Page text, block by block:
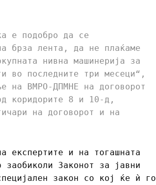
е подобро да се
брза лента, да не плаќаме
нивна машинерија за
во последните три месеци“,
на ВМРО-ДПМНЕ на договорот
коридорите 8 и 10-д,
на договорот и на
експертите и на тогашната
Законот за јавни
закон со кој ќе ѝ го